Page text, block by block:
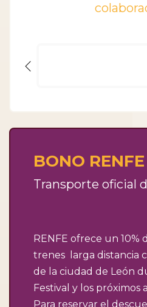
BONO
Transporte oficial
RENFE ofrece un 10%
trenes larga distancia
de la ciudad de León
Festival y los próximos
Para reservar el